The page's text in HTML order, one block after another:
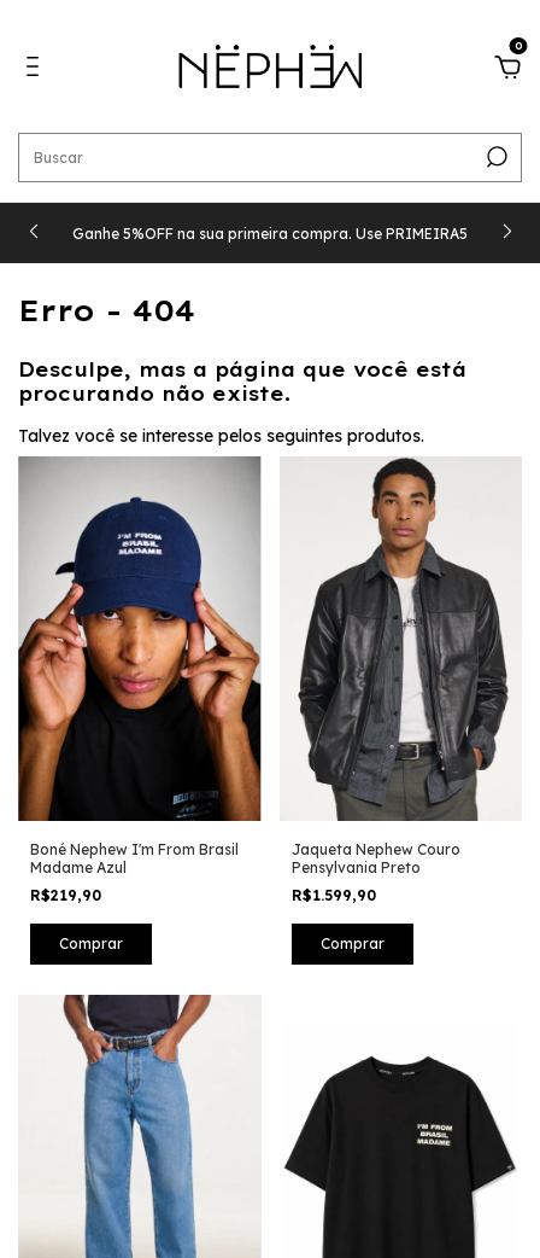
0
Ganhe 5%OFF na sua primeira compra. Use PRIMEIRA5
Erro - 404
Desculpe, mas a página que você está
procurando não existe.
Talvez você se interesse pelos seguintes produtos.
Boné Nephew I'm From Brasil
Madame Azul
R$219,90
Comprar
Jaqueta Nephew Couro
Pensylvania Preto
R$1.599,90
Comprar